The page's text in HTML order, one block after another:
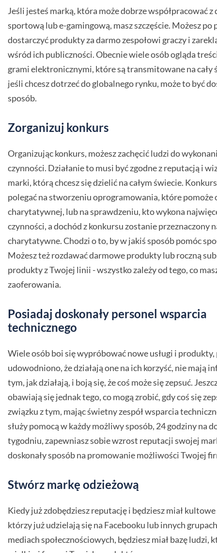
Jeśli jesteś marką, która może dobrze współpracować z
sportową lub e-gamingową, masz szczęście. Możesz po
dostarczyć produkty za darmo zespołowi graczy i
wśród ich publiczności. Obecnie wiele osób ogląda
grami elektronicznymi, które są transmitowane na cały
jeśli chcesz dotrzeć do globalnego rynku, może to być
sposób.
Zorganizuj konkurs
Organizując konkurs, możesz zachęcić ludzi do
czynności. Działanie to musi być zgodne z reputacją i
marki, którą chcesz się dzielić na całym świecie.
polegać na stworzeniu oprogramowania, które pomoże
charytatywnej, lub na sprawdzeniu, kto wykona
czynności, a dochód z konkursu zostanie przeznaczony
charytatywne. Chodzi o to, by w jakiś sposób pomóc
Możesz też rozdawać darmowe produkty lub roczną
produkty z Twojej linii - wszystko zależy od tego, co
zaoferowania.
Posiadaj doskonały personel wsparcia
technicznego
Wiele osób boi się wypróbować nowe usługi i
udowodniono, że działają one na ich korzyść, nie mają
tym, jak działają, i boją się, że coś może się zepsuć.
obawiają się jednak tego, co mogą zrobić, gdy coś się
związku z tym, mając świetny zespół wsparcia
służy pomocą w każdy możliwy sposób, 24 godziny na
tygodniu, zapewniasz sobie wzrost reputacji swojej
doskonały sposób na promowanie możliwości Twojej
Stwórz markę odzieżową
Kiedy już zdobędziesz reputację i będziesz miał
którzy już udzielają się na Facebooku lub innych
mediach społecznościowych, będziesz miał bazę ludzi,